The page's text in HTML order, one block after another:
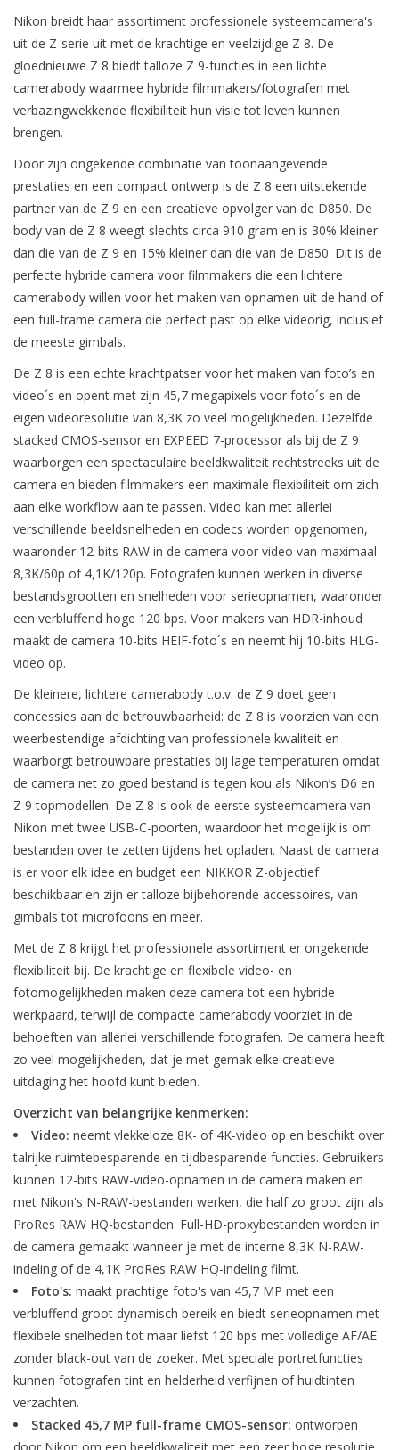
Nikon breidt haar assortiment professionele systeemcamera's
uit de Z-serie uit met de krachtige en veelzijdige Z 8. De
gloednieuwe Z 8 biedt talloze Z 9-functies in een lichte
camerabody waarmee hybride filmmakers/fotografen met
verbazingwekkende flexibiliteit hun visie tot leven kunnen
brengen.
Door zijn ongekende combinatie van toonaangevende
prestaties en een compact ontwerp is de Z 8 een uitstekende
partner van de Z 9 en een creatieve opvolger van de D850. De
body van de Z 8 weegt slechts circa 910 gram en is 30% kleiner
dan die van de Z 9 en 15% kleiner dan die van de D850. Dit is de
perfecte hybride camera voor filmmakers die een lichtere
camerabody willen voor het maken van opnamen uit de hand of
een full-frame camera die perfect past op elke videorig, inclusief
de meeste gimbals.
De Z 8 is een echte krachtpatser voor het maken van foto’s en
video´s en opent met zijn 45,7 megapixels voor foto´s en de
eigen videoresolutie van 8,3K zo veel mogelijkheden. Dezelfde
stacked CMOS-sensor en EXPEED 7-processor als bij de Z 9
waarborgen een spectaculaire beeldkwaliteit rechtstreeks uit de
camera en bieden filmmakers een maximale flexibiliteit om zich
aan elke workflow aan te passen. Video kan met allerlei
verschillende beeldsnelheden en codecs worden opgenomen,
waaronder 12-bits RAW in de camera voor video van maximaal
8,3K/60p of 4,1K/120p. Fotografen kunnen werken in diverse
bestandsgrootten en snelheden voor serieopnamen, waaronder
een verbluffend hoge 120 bps. Voor makers van HDR-inhoud
maakt de camera 10-bits HEIF-foto´s en neemt hij 10-bits HLG-
video op.
De kleinere, lichtere camerabody t.o.v. de Z 9 doet geen
concessies aan de betrouwbaarheid: de Z 8 is voorzien van een
weerbestendige afdichting van professionele kwaliteit en
waarborgt betrouwbare prestaties bij lage temperaturen omdat
de camera net zo goed bestand is tegen kou als Nikon’s D6 en
Z 9 topmodellen. De Z 8 is ook de eerste systeemcamera van
Nikon met twee USB-C-poorten, waardoor het mogelijk is om
bestanden over te zetten tijdens het opladen. Naast de camera
is er voor elk idee en budget een NIKKOR Z-objectief
beschikbaar en zijn er talloze bijbehorende accessoires, van
gimbals tot microfoons en meer.
Met de Z 8 krijgt het professionele assortiment er ongekende
flexibiliteit bij. De krachtige en flexibele video- en
fotomogelijkheden maken deze camera tot een hybride
werkpaard, terwijl de compacte camerabody voorziet in de
behoeften van allerlei verschillende fotografen. De camera heeft
zo veel mogelijkheden, dat je met gemak elke creatieve
uitdaging het hoofd kunt bieden.
Overzicht van belangrijke kenmerken:
Video: neemt vlekkeloze 8K- of 4K-video op en beschikt over
talrijke ruimtebesparende en tijdbesparende functies. Gebruikers
kunnen 12-bits RAW-video-opnamen in de camera maken en
met Nikon's N-RAW-bestanden werken, die half zo groot zijn als
ProRes RAW HQ-bestanden. Full-HD-proxybestanden worden in
de camera gemaakt wanneer je met de interne 8,3K N-RAW-
indeling of de 4,1K ProRes RAW HQ-indeling filmt.
Foto's: maakt prachtige foto's van 45,7 MP met een
verbluffend groot dynamisch bereik en biedt serieopnamen met
flexibele snelheden tot maar liefst 120 bps met volledige AF/AE
zonder black-out van de zoeker. Met speciale portretfuncties
kunnen fotografen tint en helderheid verfijnen of huidtinten
verzachten.
Stacked 45,7 MP full-frame CMOS-sensor: ontworpen